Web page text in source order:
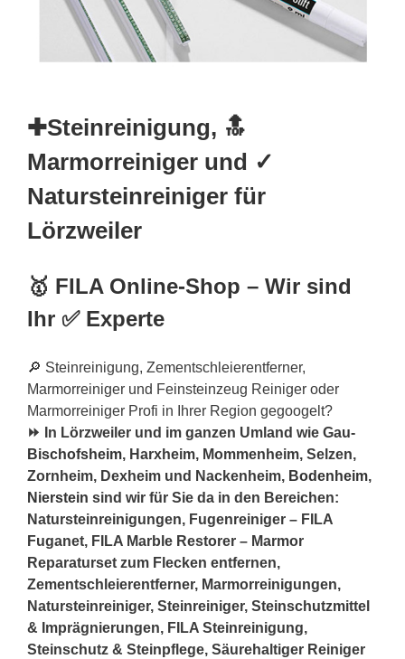
✚Steinreinigung, 🔝
Marmorreiniger und ✓
Natursteinreiniger für
Lörzweiler
🥇 FILA Online-Shop – Wir sind
Ihr ✅ Experte
🔎 Steinreinigung, Zementschleierentferner,
Marmorreiniger und Feinsteinzeug Reiniger oder
Marmorreiniger Profi in Ihrer Region gegoogelt?
⏩ In Lörzweiler und im ganzen Umland wie Gau-
Bischofsheim, Harxheim, Mommenheim, Selzen,
Zornheim, Dexheim und Nackenheim, Bodenheim,
Nierstein sind wir für Sie da in den Bereichen:
Natursteinreinigungen, Fugenreiniger – FILA
Fuganet, FILA Marble Restorer – Marmor
Reparaturset zum Flecken entfernen,
Zementschleierentferner, Marmorreinigungen,
Natursteinreiniger, Steinreiniger, Steinschutzmittel
& Imprägnierungen, FILA Steinreinigung,
Steinschutz & Steinpflege, Säurehaltiger Reiniger